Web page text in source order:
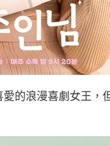
的浪漫喜劇女王，